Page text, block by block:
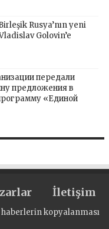
Rusya’nın yeni
Golovin’e
передали
предложения в
«Единой
İletişim
kopyalanması